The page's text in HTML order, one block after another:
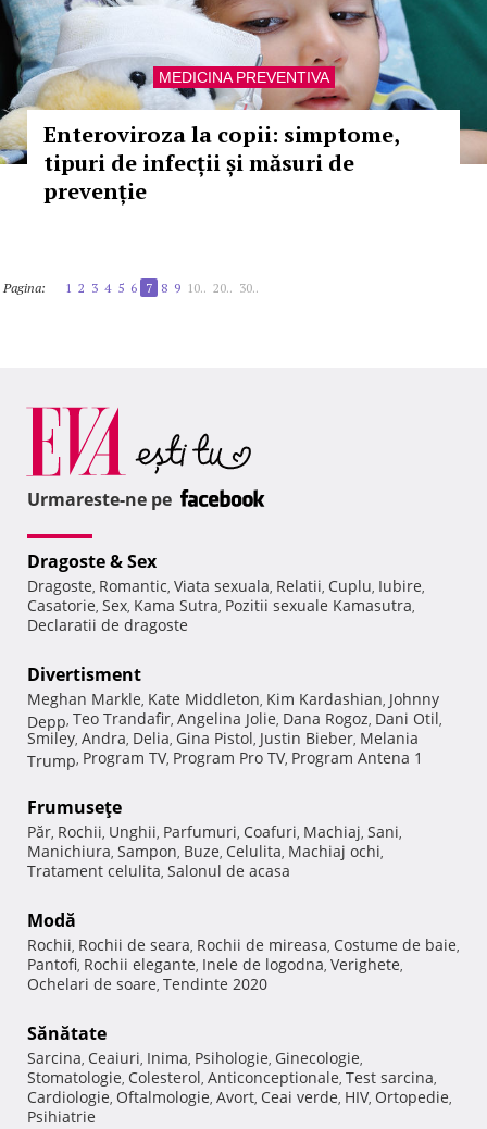
MEDICINA PREVENTIVA
Enteroviroza la copii: simptome,
tipuri de infecții și măsuri de
prevenție
Pagina: 1 2 3 4 5 6 7 8 9 10.. 20.. 30..
Urmareste-ne pe
Dragoste & Sex
Dragoste, Romantic, Viata sexuala, Relatii, Cuplu, Iubire,
Casatorie, Sex, Kama Sutra, Pozitii sexuale Kamasutra,
Declaratii de dragoste
Divertisment
Meghan Markle, Kate Middleton, Kim Kardashian, Johnny
Depp, Teo Trandafir, Angelina Jolie, Dana Rogoz, Dani Otil,
Smiley, Andra, Delia, Gina Pistol, Justin Bieber, Melania
Trump, Program TV, Program Pro TV, Program Antena 1
Frumuseţe
Păr, Rochii, Unghii, Parfumuri, Coafuri, Machiaj, Sani,
Manichiura, Sampon, Buze, Celulita, Machiaj ochi,
Tratament celulita, Salonul de acasa
Modă
Rochii, Rochii de seara, Rochii de mireasa, Costume de baie,
Pantofi, Rochii elegante, Inele de logodna, Verighete,
Ochelari de soare, Tendinte 2020
Sănătate
Sarcina, Ceaiuri, Inima, Psihologie, Ginecologie,
Stomatologie, Colesterol, Anticonceptionale, Test sarcina,
Cardiologie, Oftalmologie, Avort, Ceai verde, HIV, Ortopedie,
Psihiatrie